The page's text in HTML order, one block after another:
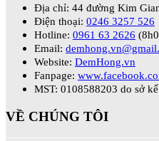
Địa chỉ: 44 đường Kim
Điện thoại: 0246 3257 526
Hotline: 0961 63 2626
Email:
Website: DemHong.vn
Fanpage:
MST: 0108588203 do sở
VỀ CHÚNG TÔI